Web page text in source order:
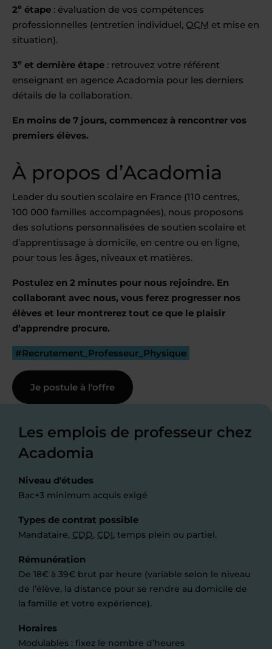
2e étape : évaluation de vos compétences
professionnelles (entretien individuel, QCM et mise en
situation).
3e et dernière étape : retrouvez votre référent
enseignant en agence Acadomia pour les derniers
détails de la collaboration.
En moins de 7 jours, commencez à rencontrer vos
premiers élèves.
À propos d’Acadomia
Leader du soutien scolaire en France (110 centres,
100 000 familles accompagnées), nous proposons
des solutions personnalisées de soutien scolaire et
d’apprentissage à domicile, en centre ou en ligne,
pour tous les âges, niveaux et matières.
Postulez en 2 minutes pour nous rejoindre. En
collaborant avec nous, vous ferez progresser nos
élèves et leur montrerez tout ce que le plaisir
d’apprendre procure.
#Recrutement_Professeur_Physique
Je postule à l'offre
Les emplois de professeur chez
Acadomia
Niveau d'études
Bac+3 minimum acquis exigé
Types de contrat possible
Mandataire, CDD, CDI, temps plein ou partiel.
Rémunération
De 18€ à 39€ brut par heure (variable selon le niveau
de l’élève, la distance pour se rendre au domicile de
la famille et votre expérience).
Horaires
Modulables : fixez le nombre d’heures